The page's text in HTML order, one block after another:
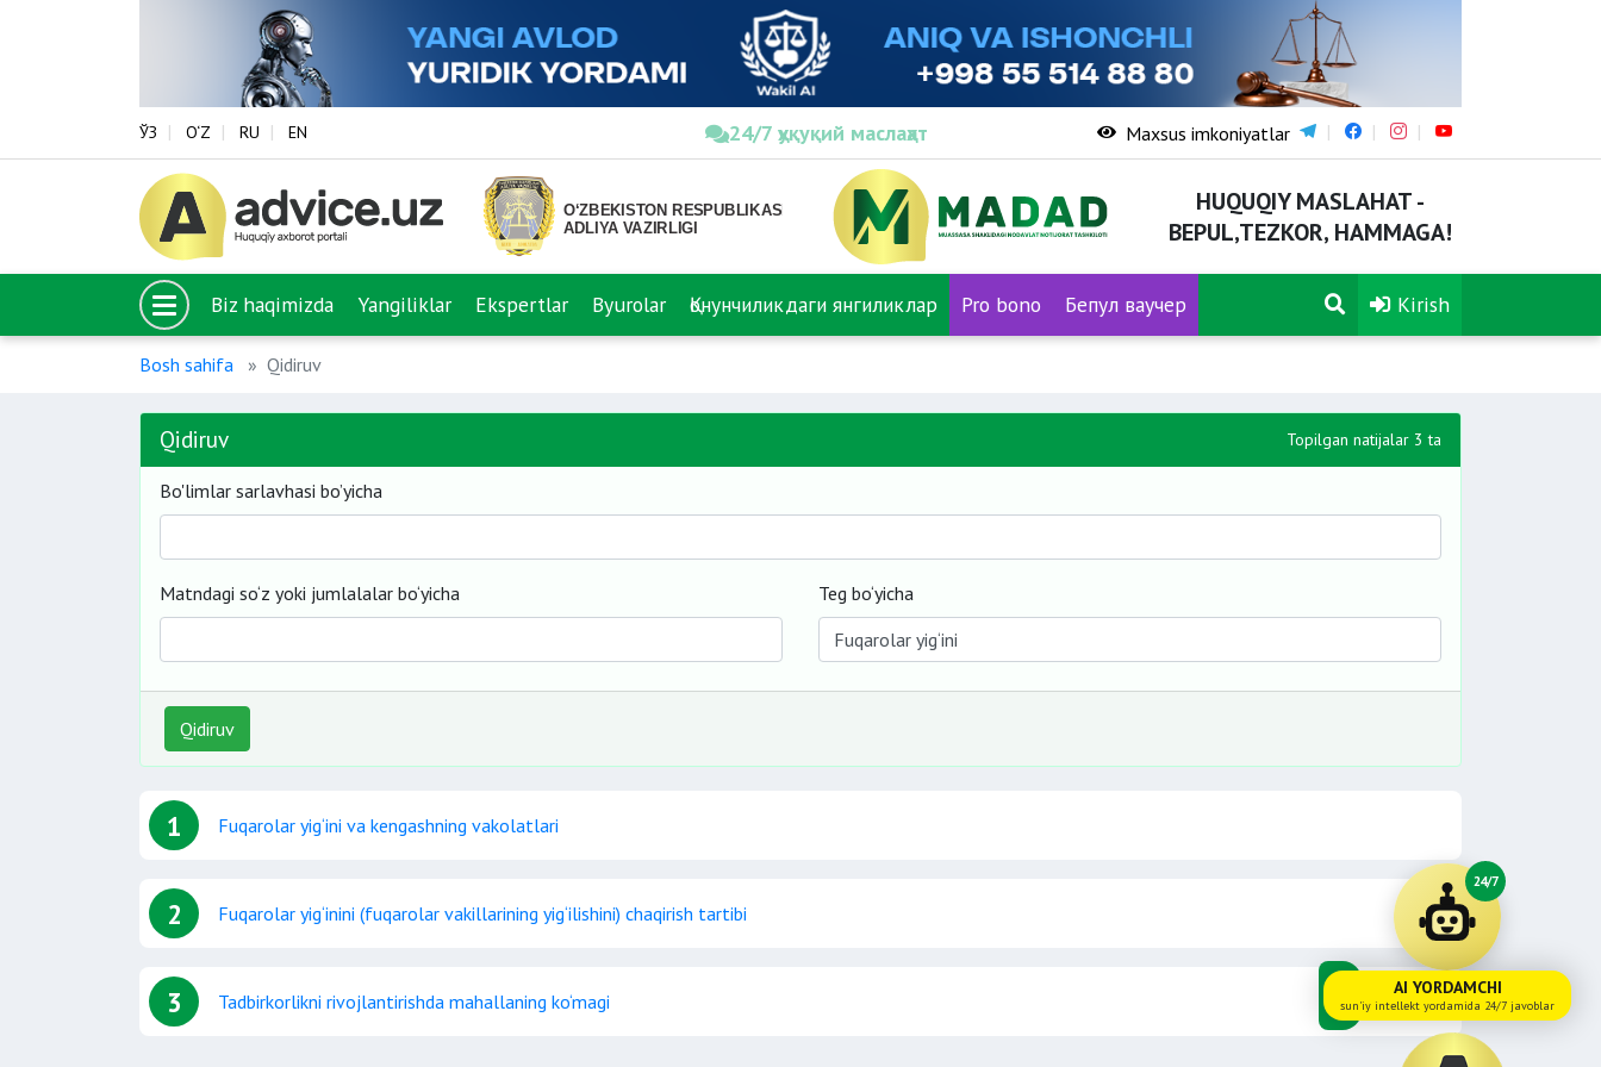
ЎЗ O‘Z RU EN 24/7 ҳуқуқий маслаҳат Maxsus imkoniyatlar
HUQUQIY MASLAHAT -
BEPUL,TEZKOR, HAMMAGA!
Biz haqimizda Yangiliklar Ekspertlar Byurolar Қонунчиликдаги янгиликлар Pro bono Бепул ваучер Kirish
Bosh sahifa Qidiruv
Qidiruv Topilgan natijalar 3 ta
Bo'limlar sarlavhasi bo’yicha
Matndagi so‘z yoki jumlalalar bo‘yicha Teg bo‘yicha
Qidiruv
1 Fuqarolar yig‘ini va kengashning vakolatlari
2 Fuqarolar yig‘inini (fuqarolar vakillarining yig‘ilishini) chaqirish tartibi
3 Tadbirkorlikni rivojlantirishda mahallaning ko‘magi
24/7
AI YORDAMCHI
sun'iy intellekt yordamida 24/7 javoblar